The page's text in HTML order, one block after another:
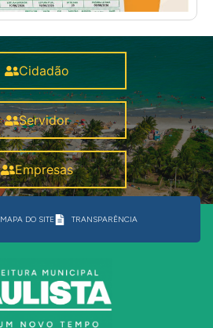
Cidadão
Servidor
Empresas
MAPA DO SITE TRANSPARÊNCIA